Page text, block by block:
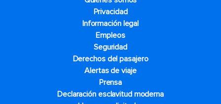
Privacidad
Información legal
Empleos
Seguridad
Derechos del pasajero
Alertas de viaje
Prensa
Declaración esclavitud moderna